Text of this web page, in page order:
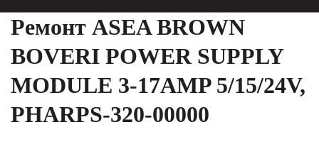
Ремонт ASEA BROWN
BOVERI POWER SUPPLY
MODULE 3-17AMP 5/15/24V,
PHARPS-320-00000